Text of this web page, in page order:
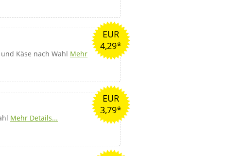
EUR
4,29*
Käse nach Wahl Mehr
EUR
3,79*
Mehr Details...